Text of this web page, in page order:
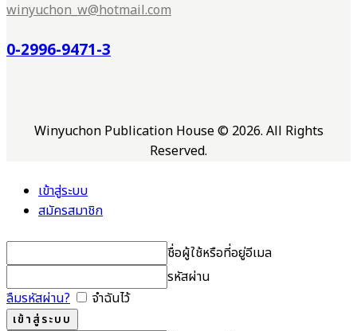
winyuchon_w@hotmail.com
0-2996-9471-3
Winyuchon Publication House © 2026. All Rights
Reserved.
เข้าสู่ระบบ
สมัครสมาชิก
ชื่อผู้ใช้หรือที่อยู่อีเมล
รหัสผ่าน
ลืมรหัสผ่าน?
จำฉันไว้